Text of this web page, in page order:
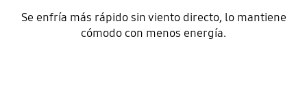
Se enfría más rápido sin viento directo, lo mantiene
cómodo con menos energía.